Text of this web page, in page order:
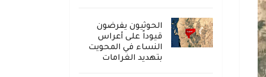
الحوثيون يفرضون
قيوداً على أعراس
النساء في المحويت
بتهديد الغرامات